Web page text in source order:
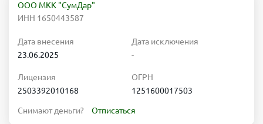
ООО МКК "СумДар"
ИНН 1650443587
Дата внесения
23.06.2025
Дата исключения
-
Лицензия
2503392010168
ОГРН
1251600017503
Снимают деньги? Отписаться